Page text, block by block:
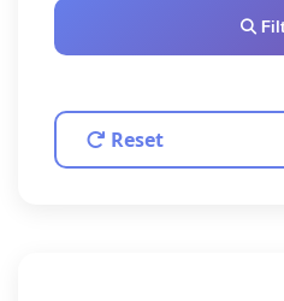
Reset